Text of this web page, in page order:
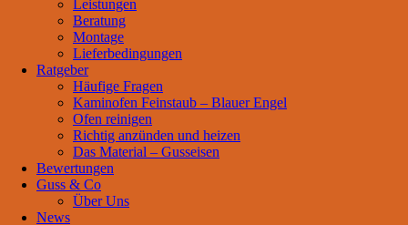
Leistungen
Beratung
Montage
Lieferbedingungen
Ratgeber
Häufige Fragen
Kaminofen Feinstaub – Blauer Engel
Ofen reinigen
Richtig anzünden und heizen
Das Material – Gusseisen
Bewertungen
Guss & Co
Über Uns
News